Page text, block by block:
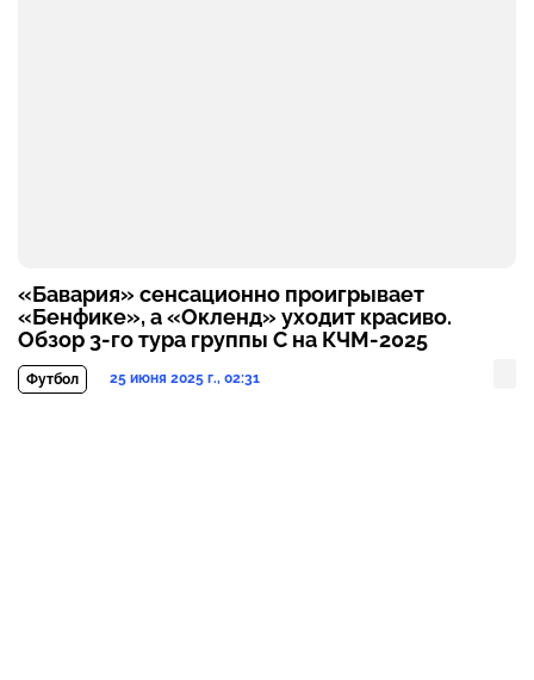
«Бавария» сенсационно проигрывает
«Бенфике», а «Окленд» уходит красиво.
Обзор 3-го тура группы C на КЧМ-2025
Футбол 25 июня 2025 г., 02:31